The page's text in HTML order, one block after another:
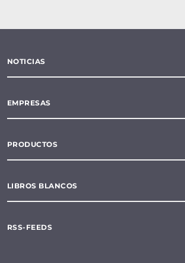
NOTICIAS
EMPRESAS
PRODUCTOS
LIBROS BLANCOS
RSS-FEEDS